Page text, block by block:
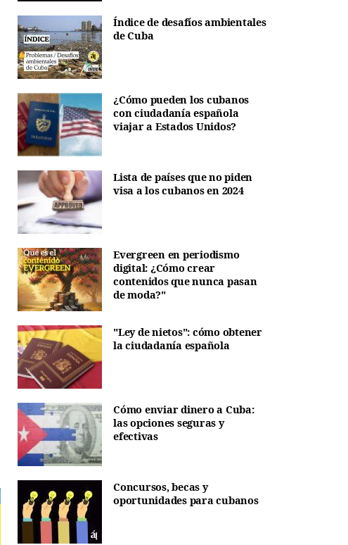
Índice de desafíos ambientales
de Cuba
¿Cómo pueden los cubanos
con ciudadanía española
viajar a Estados Unidos?
Lista de países que no piden
visa a los cubanos en 2024
Evergreen en periodismo
digital: ¿Cómo crear
contenidos que nunca pasan
de moda?"
"Ley de nietos": cómo obtener
la ciudadanía española
Cómo enviar dinero a Cuba:
las opciones seguras y
efectivas
Concursos, becas y
oportunidades para cubanos